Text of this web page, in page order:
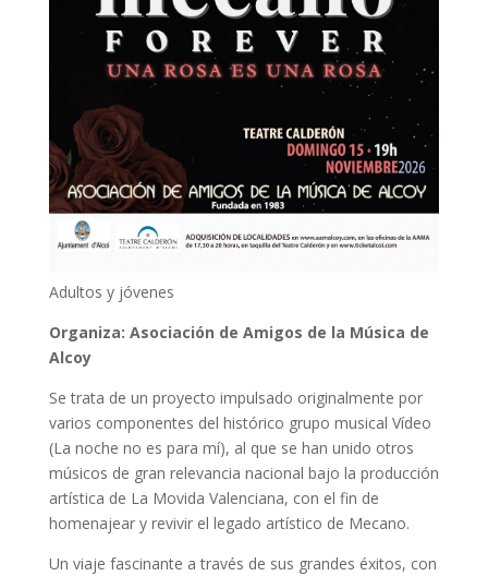
Adultos y jóvenes
Organiza: Asociación de Amigos de la Música de
Alcoy
Se trata de un proyecto impulsado originalmente por
varios componentes del histórico grupo musical Vídeo
(La noche no es para mí), al que se han unido otros
músicos de gran relevancia nacional bajo la producción
artística de La Movida Valenciana, con el fin de
homenajear y revivir el legado artístico de Mecano.
Un viaje fascinante a través de sus grandes éxitos, con